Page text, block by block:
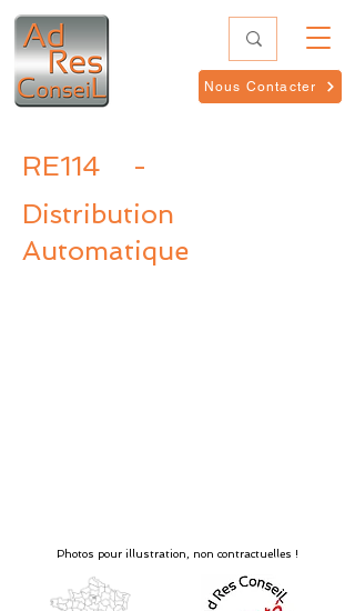
Nous Contacter
RE114
-
Distribution
Automatique
Photos pour illustration, non contractuelles !